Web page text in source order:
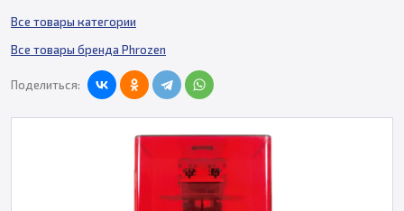
Все товары категории
Все товары бренда Phrozen
Поделиться: